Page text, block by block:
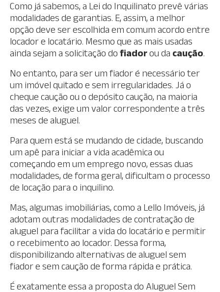
Como já sabemos, a Lei do Inquilinato prevê várias
modalidades de garantias. E, assim, a melhor
opção deve ser escolhida em comum acordo entre
locador e locatário. Mesmo que as mais usadas
ainda sejam a solicitação do fiadorou da caução.
No entanto, para ser um fiador é necessário ter
um imóvel quitado e sem irregularidades. Já o
cheque caução ou o depósito caução, na maioria
das vezes, exige um valor correspondente a três
meses de aluguel.
Para quem está se mudando de cidade, buscando
um apê para iniciar a vida acadêmica ou
começando em um emprego novo, essas duas
modalidades, de forma geral, dificultam o processo
de locação para o inquilino.
Mas, algumas imobiliárias, como a Lello Imóveis, já
adotam outras modalidades de contratação de
aluguel para facilitar a vida do locatário e permitir
o recebimento ao locador. Dessa forma,
disponibilizando alternativas de aluguel sem
fiador e sem caução de forma rápida e prática.
É exatamente essa a proposta do Aluguel Sem